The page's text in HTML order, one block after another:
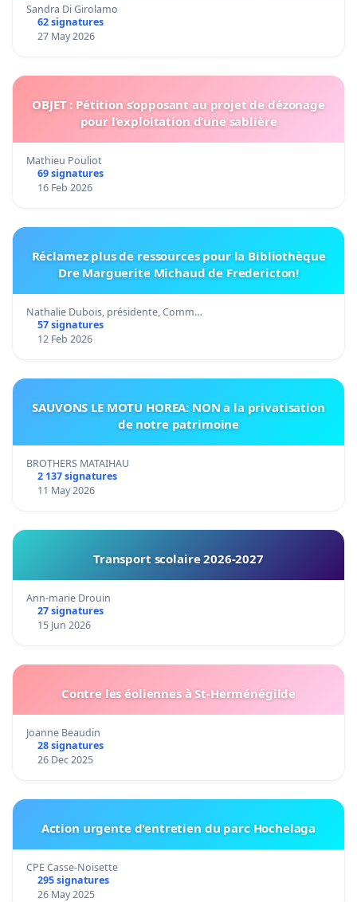
Sandra Di Girolamo
62 signatures
27 May 2026
OBJET : Pétition s’opposant au projet de dézonage
pour l’exploitation d’une sablière
Mathieu Pouliot
69 signatures
16 Feb 2026
Réclamez plus de ressources pour la Bibliothèque
Dre Marguerite Michaud de Fredericton!
Nathalie Dubois, présidente, Comm…
57 signatures
12 Feb 2026
SAUVONS LE MOTU HOREA: NON a la privatisation
de notre patrimoine
BROTHERS MATAIHAU
2 137 signatures
11 May 2026
Transport scolaire 2026-2027
Ann-marie Drouin
27 signatures
15 Jun 2026
Contre les éoliennes à St-Herménégilde
Joanne Beaudin
28 signatures
26 Dec 2025
Action urgente d'entretien du parc Hochelaga
CPE Casse-Noisette
295 signatures
26 May 2025